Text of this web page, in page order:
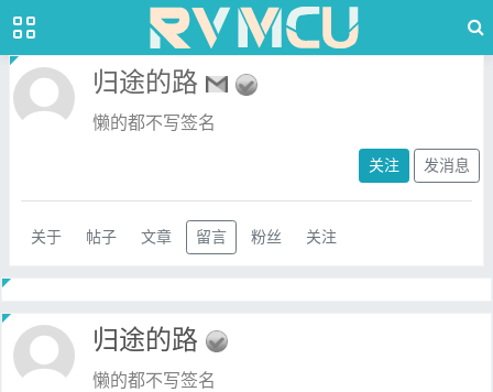
归途的路
懒的都不写签名
关注 发消息
关于 帖子 文章 留言 粉丝 关注
归途的路
懒的都不写签名